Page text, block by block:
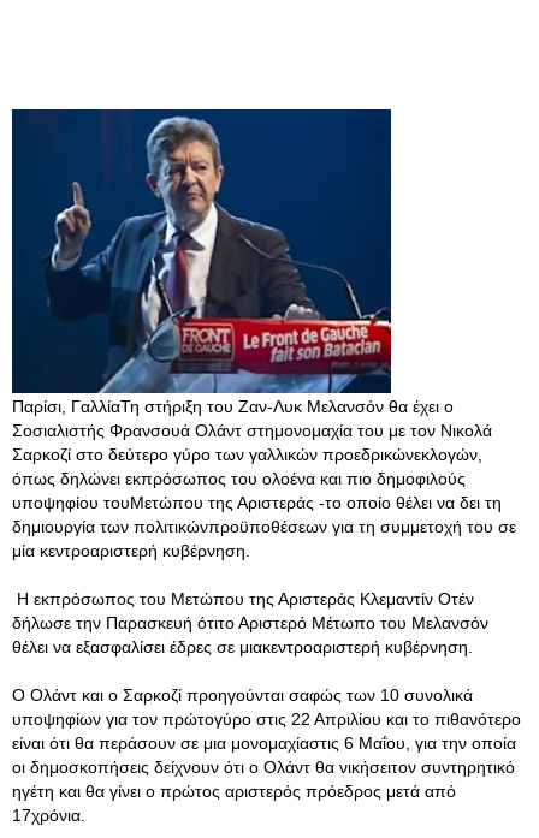
Παρίσι, ΓαλλίαΤη στήριξη του Ζαν-Λυκ Μελανσόν θα έχει ο
Σοσιαλιστής Φρανσουά Ολάντ στημονομαχία του με τον Νικολά
Σαρκοζί στο δεύτερο γύρο των γαλλικών προεδρικώνεκλογών,
όπως δηλώνει εκπρόσωπος του ολοένα και πιο δημοφιλούς
υποψηφίου τουΜετώπου της Αριστεράς -το οποίο θέλει να δει τη
δημιουργία των πολιτικώνπροϋποθέσεων για τη συμμετοχή του σε
μία κεντροαριστερή κυβέρνηση.
Η εκπρόσωπος του Μετώπου της Αριστεράς Κλεμαντίν Οτέν
δήλωσε την Παρασκευή ότιτο Αριστερό Μέτωπο του Μελανσόν
θέλει να εξασφαλίσει έδρες σε μιακεντροαριστερή κυβέρνηση.
Ο Ολάντ και ο Σαρκοζί προηγούνται σαφώς των 10 συνολικά
υποψηφίων για τον πρώτογύρο στις 22 Απριλίου και το πιθανότερο
είναι ότι θα περάσουν σε μια μονομαχίαστις 6 Μαΐου, για την οποία
οι δημοσκοπήσεις δείχνουν ότι ο Ολάντ θα νικήσειτον συντηρητικό
ηγέτη και θα γίνει ο πρώτος αριστερός πρόεδρος μετά από
17χρόνια.